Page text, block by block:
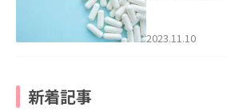
2023.11.10
新着記事